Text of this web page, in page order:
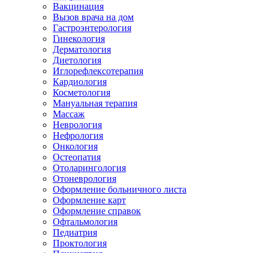
Вакцинация
Вызов врача на дом
Гастроэнтерология
Гинекология
Дерматология
Диетология
Иглорефлексотерапия
Кардиология
Косметология
Мануальная терапия
Массаж
Неврология
Нефрология
Онкология
Остеопатия
Отоларингология
Отоневрология
Оформление больничного листа
Оформление карт
Оформление справок
Офтальмология
Педиатрия
Проктология